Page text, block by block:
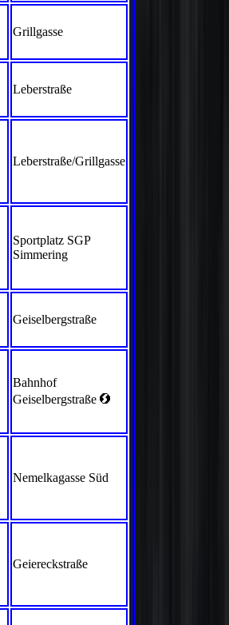
Grillgasse
Leberstraße
Leberstraße/Grillgasse
Sportplatz SGP
Simmering
Geiselbergstraße
Bahnhof
Geiselbergstraße <
Nemelkagasse Süd
Geiereckstraße